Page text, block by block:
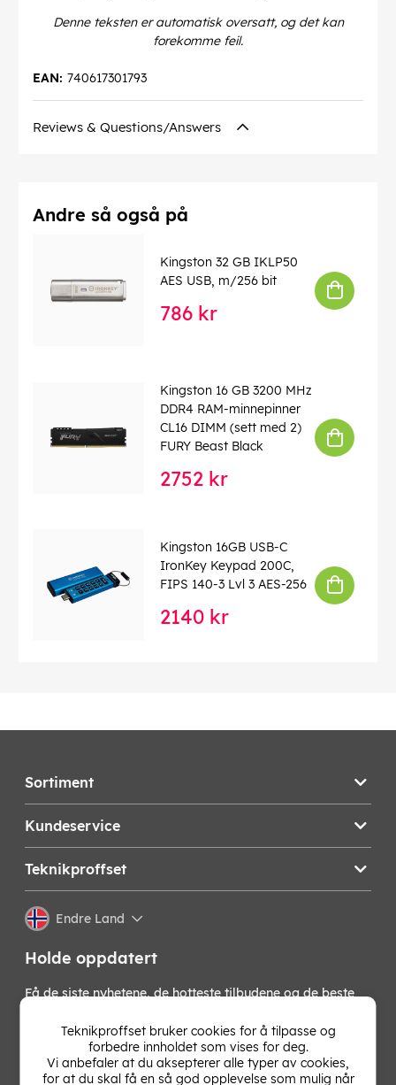
Denne teksten er automatisk oversatt, og det kan
forekomme feil.
740617301793
EAN:
Reviews & Questions/Answers
Andre så også på
Kingston 32 GB IKLP50
AES USB, m/256 bit
786 kr
Kingston 16 GB 3200 MHz
DDR4 RAM-minnepinner
CL16 DIMM (sett med 2)
FURY Beast Black
2752 kr
Kingston 16GB USB-C
IronKey Keypad 200C,
FIPS 140-3 Lvl 3 AES-256
2140 kr
Sortiment
Kundeservice
Teknikproffset
Endre Land
Holde oppdatert
Få de siste nyhetene, de hotteste tilbudene og de beste
nyhetsbrev!
OK
Teknikproffset bruker cookies for å tilpasse og
forbedre innholdet som vises for deg.
Vi anbefaler at du aksepterer alle typer av cookies,
for at du skal få en så god opplevelse som mulig når